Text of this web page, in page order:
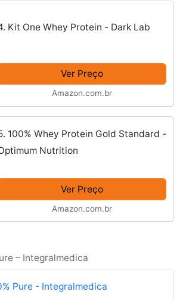
Kit One Whey Protein - Dark Lab
Ver Preço
Amazon.com.br
100% Whey Protein Gold Standard -
Nutrition
Ver Preço
Amazon.com.br
– Integralmedica